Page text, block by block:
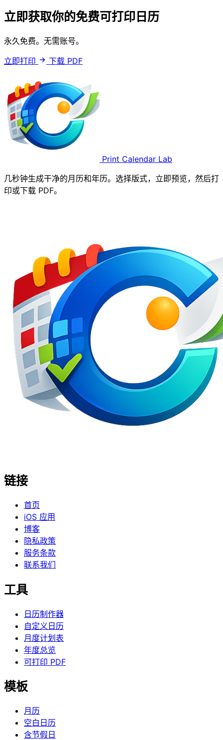
立即获取你的免费可打印日历
永久免费。无需账号。
立即打印
下载 PDF
Print Calendar Lab
几秒钟生成干净的月历和年历。选择版式，立即预览，然后打
印或下载 PDF。
链接
首页
iOS 应用
博客
隐私政策
服务条款
联系我们
工具
日历制作器
自定义日历
月度计划表
年度总览
可打印 PDF
模板
月历
空白日历
含节假日